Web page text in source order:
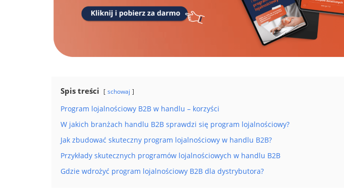
Spis treści schowaj
Program lojalnościowy B2B w handlu – korzyści
W jakich branżach handlu B2B sprawdzi się program lojalnościowy?
Jak zbudować skuteczny program lojalnościowy w handlu B2B?
Przykłady skutecznych programów lojalnościowych w handlu B2B
Gdzie wdrożyć program lojalnościowy B2B dla dystrybutora?